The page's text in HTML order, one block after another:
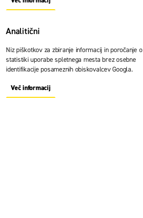
About "Oglaševalski" Cookie Group
Analitični
Niz piškotkov za zbiranje informacij in poročanje o
statistiki uporabe spletnega mesta brez osebne
identifikacije posameznih obiskovalcev Googla.
Več informacijAbout "Analitični" Cookie Group